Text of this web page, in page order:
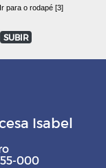
Ir para o rodapé [3]
SUBIR
Isabel
000